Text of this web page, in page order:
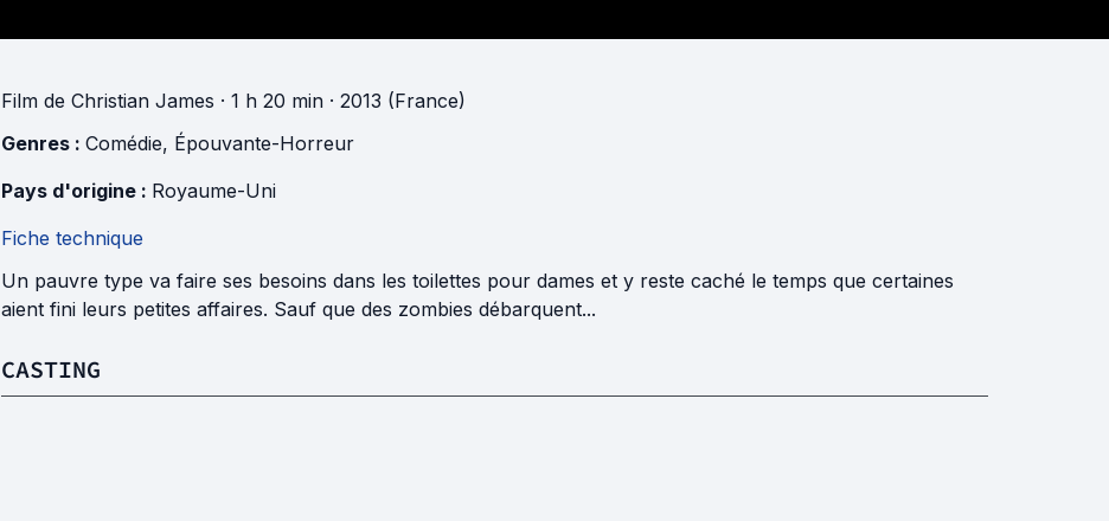
Film de Christian James · 1 h 20 min · 2013 (France)
Genres : Comédie, Épouvante-Horreur
Pays d'origine : Royaume-Uni
Fiche technique
Un pauvre type va faire ses besoins dans les toilettes pour dames et y reste caché le temps que certaines
aient fini leurs petites affaires. Sauf que des zombies débarquent...
CASTING